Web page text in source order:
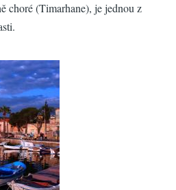
choré (Timarhane), je jednou z